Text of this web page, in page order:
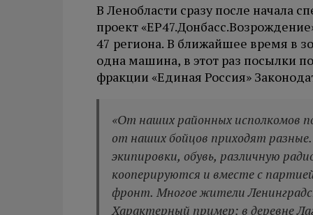
В Ленобласти сразу после начала
проект
47 региона. В ближайшее время в
одна машина, в этот раз посылки
фракции «Единая Россия»
«От наших районных исполкомов
от наших бойцов приходят
экипировки, обувь, различную
кооперируются и вместе с
фронт. Многое жители
Характерный пример: в деревне